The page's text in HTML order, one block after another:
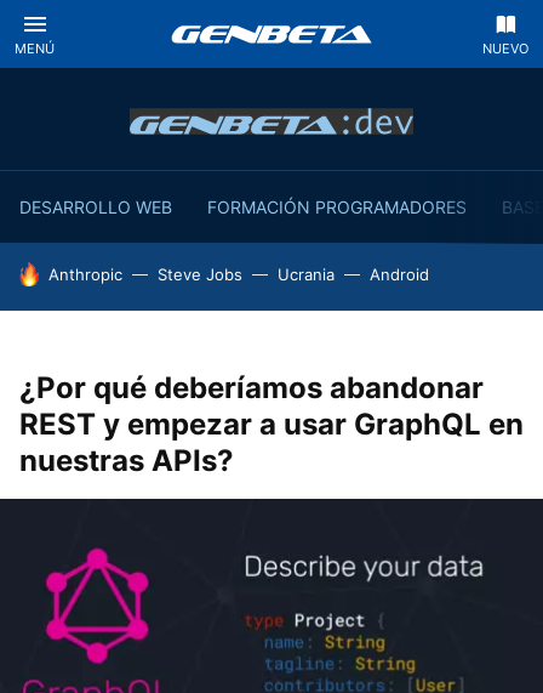
MENÚ NUEVO
DESARROLLO WEB FORMACIÓN PROGRAMADORES
HOY SE HABLA DE
Anthropic Steve Jobs Ucrania Android
¿Por qué deberíamos abandonar
REST y empezar a usar GraphQL en
nuestras APIs?